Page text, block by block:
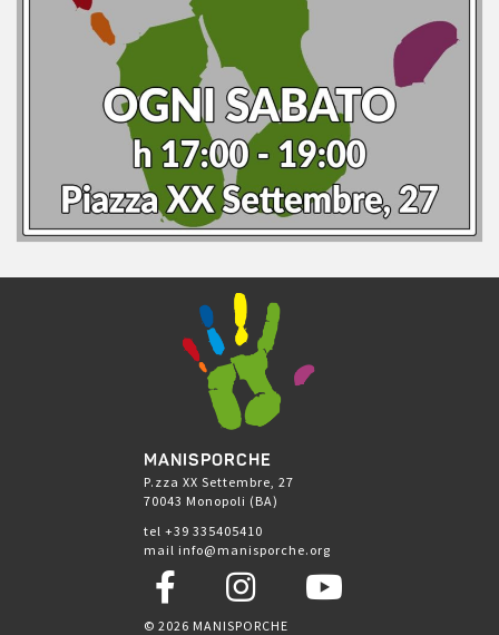
MANISPORCHE
P.zza XX Settembre, 27
70043 Monopoli (BA)
tel +39 335405410
mail info@manisporche.org
© 2026 MANISPORCHE